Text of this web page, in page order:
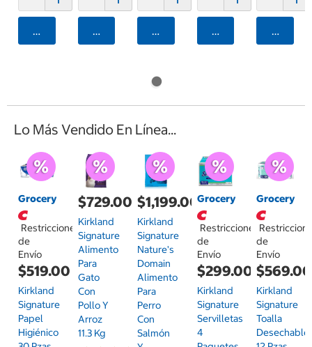
Agregar Agregar Agregar Agregar
Lo Más Vendido En Línea...
Grocery
Restricciones
de
Envío
$519.00
Kirkland
Signature
Papel
Higiénico
$729.00
Kirkland
Signature
Alimento
Para
Gato
Con
Pollo Y
Arroz
11.3 Kg
$1,199.00
Kirkland
Signature
Nature's
Domain
Alimento
Para
Perro
Con
Salmón
Grocery
Restricciones
de
Envío
$299.00
Kirkland
Signature
Servilletas
4
Grocery
de
Envío
$569.00
Kirkland
Signature
Toalla
Desechable